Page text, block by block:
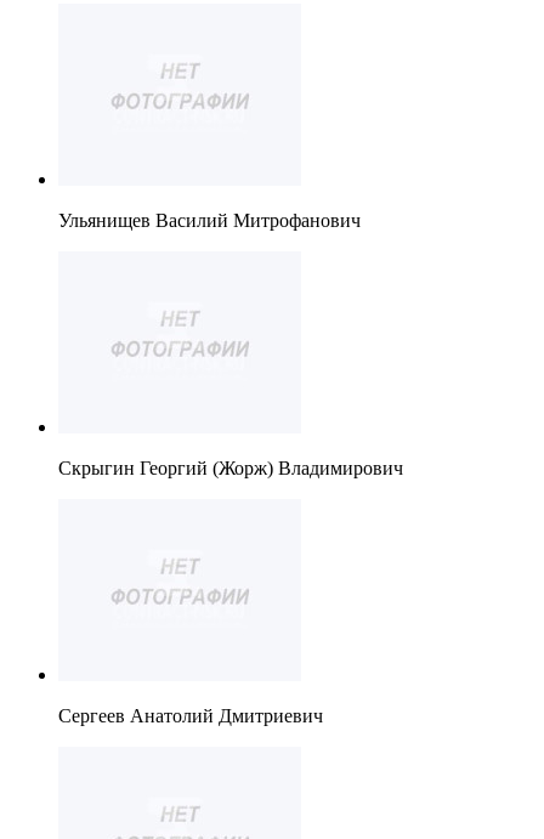
Ульянищев Василий Митрофанович
Скрыгин Георгий (Жорж) Владимирович
Сергеев Анатолий Дмитриевич